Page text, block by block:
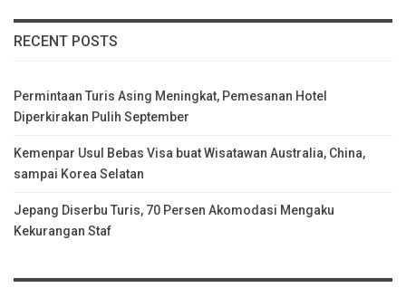
RECENT POSTS
Permintaan Turis Asing Meningkat, Pemesanan Hotel
Diperkirakan Pulih September
Kemenpar Usul Bebas Visa buat Wisatawan Australia, China,
sampai Korea Selatan
Jepang Diserbu Turis, 70 Persen Akomodasi Mengaku
Kekurangan Staf